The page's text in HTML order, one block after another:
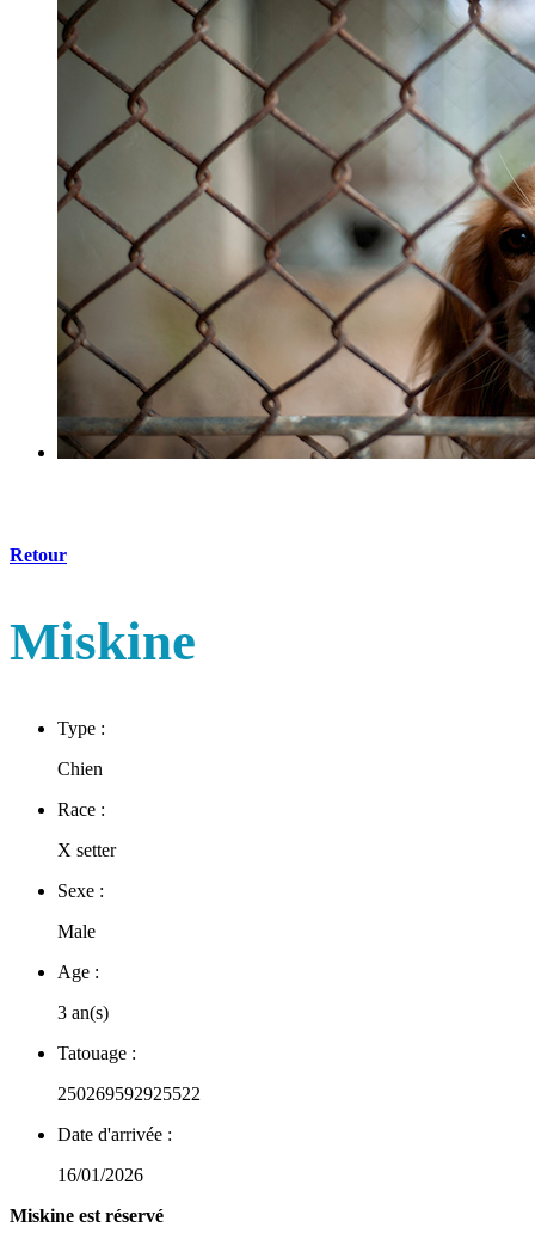
Retour
Miskine
Type :
Chien
Race :
X setter
Sexe :
Male
Age :
3 an(s)
Tatouage :
250269592925522
Date d'arrivée :
16/01/2026
Miskine est réservé